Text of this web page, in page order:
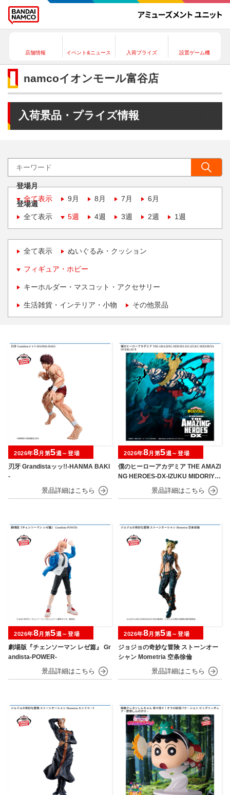
店舗情報 イベント&ニュース 入荷プライズ 設置ゲーム機
namcoイオンモール富谷店
入荷景品・プライズ情報
登場月
全て表示
9月 8月 7月 6月
登場週
全て表示
5週 4週 3週 2週 1週
全て表示 ぬいぐるみ・クッション
フィギュア・ホビー
キーホルダー・マスコット・アクセサリー
生活雑貨・インテリア・小物 その他景品
刃牙 Grandistaッッ!!-HANMA BAKI
-
2026年8月第5週～登場
僕のヒーローアカデミア THE AMAZI
NG HEROES-DX-IZUKU MIDORIYA
OVERLAY Ⅱ
2026年8月第5週～登場
劇場版『チェンソーマン レゼ篇』 Gr
andista-POWER-
2026年8月第5週～登場
ジョジョの奇妙な冒険 ストーンオー
シャン Mometria 空条徐倫
2026年8月第5週～登場